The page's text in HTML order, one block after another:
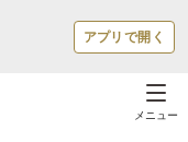
アプリで開く
メニュー